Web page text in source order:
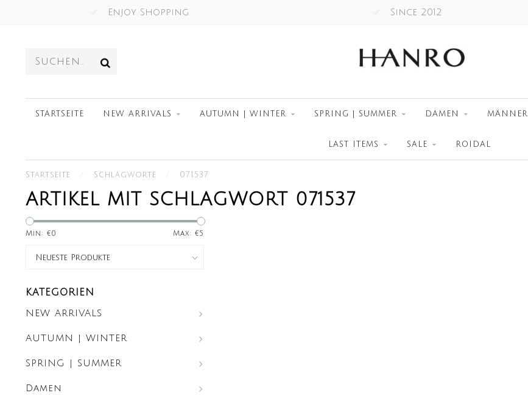
Enjoy Shopping Since 2012
STARTSEITE NEW ARRIVALS AUTUMN | WINTER SPRING | SUMMER DAMEN MÄNNER
LAST ITEMS SALE ROIDAL
Startseite Schlagworte 071537
ARTIKEL MIT SCHLAGWORT 071537
Min: €0 Max: €5
KATEGORIEN
NEW ARRIVALS
AUTUMN | WINTER
SPRING | SUMMER
Damen